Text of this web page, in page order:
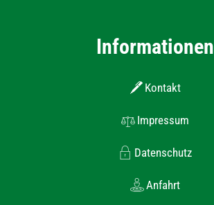
Informationen
Kontakt
Impressum
Datenschutz
Anfahrt